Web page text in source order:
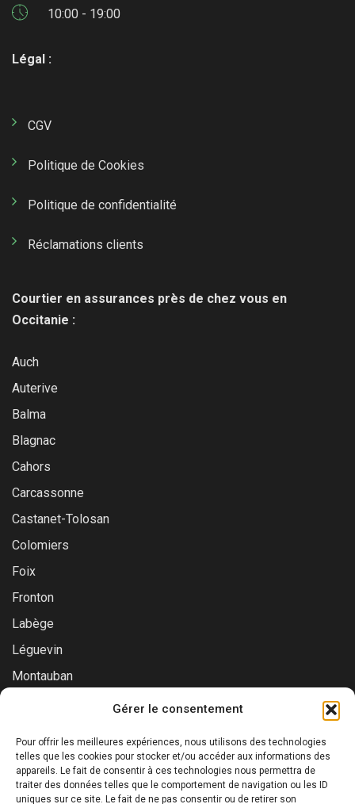
Gérer le consentement
Pour offrir les meilleures expériences, nous utilisons des technologies
telles que les cookies pour stocker et/ou accéder aux informations des
appareils. Le fait de consentir à ces technologies nous permettra de
traiter des données telles que le comportement de navigation ou les ID
uniques sur ce site. Le fait de ne pas consentir ou de retirer son
10:00 - 19:00
Légal :
CGV
Politique de Cookies
Politique de confidentialité
Réclamations clients
Courtier en assurances près de chez vous en
Occitanie :
Auch
Auterive
Balma
Blagnac
Cahors
Carcassonne
Castanet-Tolosan
Colomiers
Foix
Fronton
Labège
Léguevin
Montauban
Saint-Lys
Tournefeuille